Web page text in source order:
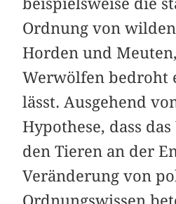
beispielsweise die
Ordnung von
Horden und
Werwölfen bedroht
lässt. Ausgehend
Hypothese, dass
den Tieren an der
Veränderung von